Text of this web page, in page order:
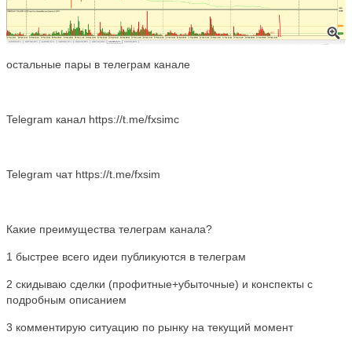
остальные пары в телеграм канале
Telegram канал https://t.me/fxsimc
Telegram чат https://t.me/fxsim
Какие преимущества телеграм канала?
1 быстрее всего идеи публикуются в телеграм
2 скидываю сделки (профитные+убыточные) и конспекты с
подробным описанием
3 комментирую ситуацию по рынку на текущий момент